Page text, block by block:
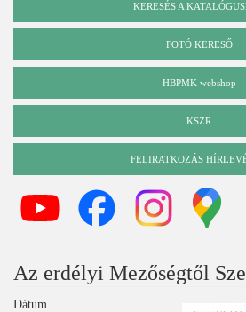
Katalógus
KERESÉS A
FOTÓ KERESŐ
HBPMK webshop
KSZR
FELIRATKOZÁS
Az erdélyi Mezőségtől
Dátum